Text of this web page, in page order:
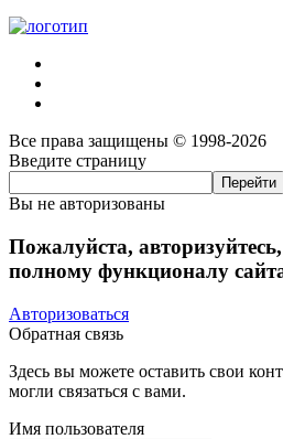
Все права защищены © 1998-2026
Введите страницу
Вы не авторизованы
Пожалуйста,
полному функционалу
Авторизоваться
Обратная связь
Здесь вы можете оставить свои
могли связаться с вами.
Имя пользователя